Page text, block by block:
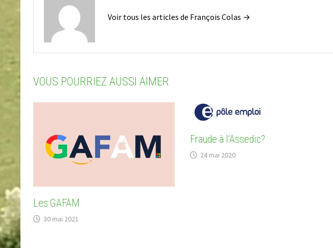
Voir tous les articles de François Colas →
VOUS POURRIEZ AUSSI AIMER
Les GAFAM
30 mai 2021
Fraude à l’Assedic?
24 mai 2020